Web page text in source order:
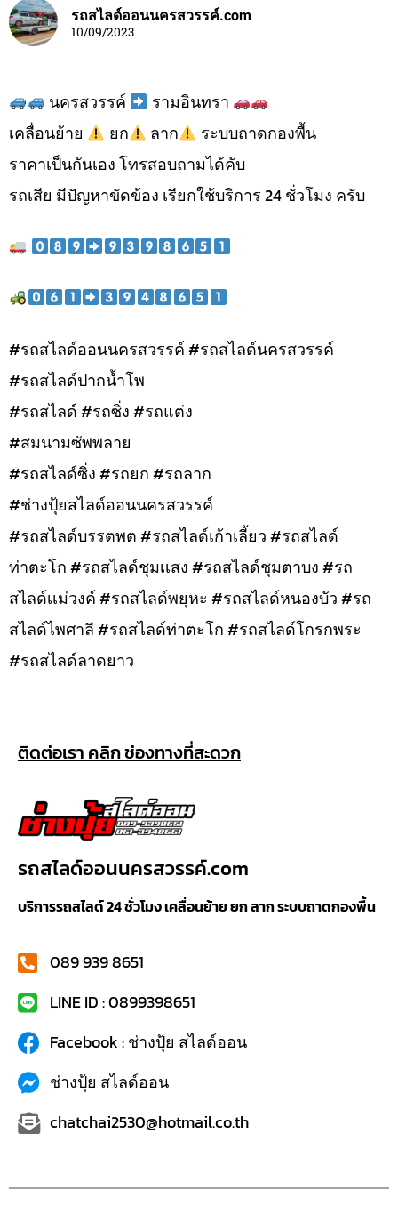
รถสไลด์ออนนครสวรรค์.com
10/09/2023
นครสวรรค์
รามอินทรา
เคลื่อนย้าย
ยก ลาก
ระบบถาดกองพื้น
ราคาเป็นกันเอง โทรสอบถามได้คับ
รถเสีย มีปัญหาขัดข้อง เรียกใช้บริการ 24 ชั่วโมง ครับ
#รถสไลด์ออนนครสวรรค์ #รถสไลด์นครสวรรค์
#รถสไลด์ปากน้ำโพ
#รถสไลด์ #รถซิ่ง #รถแต่ง
#สมนามซัพพลาย
#รถสไลด์ซิ่ง #รถยก #รถลาก
#ช่างปุ้ยสไลด์ออนนครสวรรค์
#รถสไลด์บรรตพต #รถสไลด์เก้าเลี้ยว #รถสไลด์
ท่าตะโก #รถสไลด์ชุมเเสง #รถสไลด์ชุมตาบง #รถ
สไลด์เเม่วงค์ #รถสไลด์พยุหะ #รถสไลด์หนองบัว #รถ
สไลด์ไพศาลี #รถสไลด์ท่าตะโก #รถสไลด์โกรกพระ
#รถสไลด์ลาดยาว
ติดต่อเรา คลิก ช่องทางที่สะดวก
รถสไลด์ออนนครสวรรค์.com
บริการรถสไลด์ 24 ชั่วโมง เคลื่อนย้าย ยก ลาก ระบบถาดกองพื้น
089 939 8651
LINE ID : 0899398651
Facebook : ช่างปุ้ย สไลด์ออน
ช่างปุ้ย สไลด์ออน
chatchai2530@hotmail.co.th